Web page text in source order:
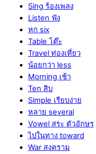
Sing ร้องเพลง
Listen ฟัง
หก six
Table โต๊ะ
Travel ท่องเที่ยว
น้อยกว่า less
Morning เช้า
Ten สิบ
Simple เรียบง่าย
หลาย several
Vowel สระ ตัวอักษร
ไปในทาง toward
War สงคราม